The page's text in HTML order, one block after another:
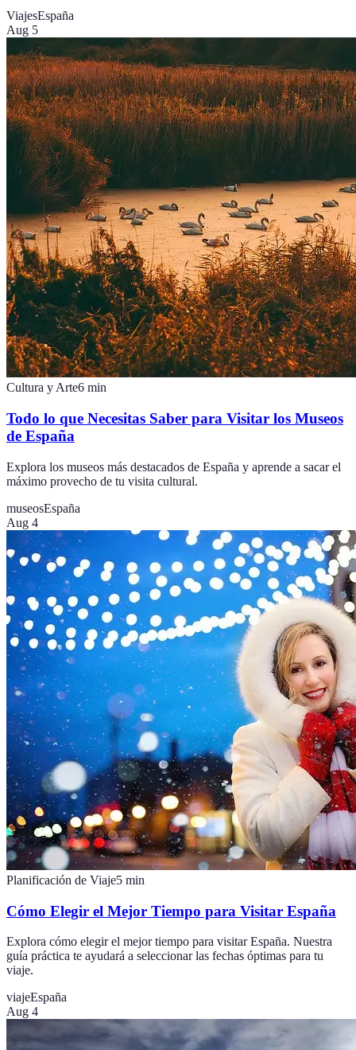
ViajesEspaña
Aug 5
Cultura y Arte6 min
Todo lo que Necesitas Saber para Visitar los Museos
de España
Explora los museos más destacados de España y aprende a sacar el
máximo provecho de tu visita cultural.
museosEspaña
Aug 4
Planificación de Viaje5 min
Cómo Elegir el Mejor Tiempo para Visitar España
Explora cómo elegir el mejor tiempo para visitar España. Nuestra
guía práctica te ayudará a seleccionar las fechas óptimas para tu
viaje.
viajeEspaña
Aug 4